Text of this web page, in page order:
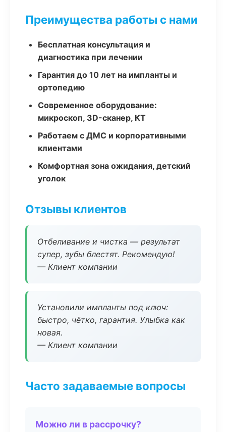
Преимущества работы с нами
Бесплатная консультация и
диагностика при лечении
Гарантия до 10 лет на импланты и
ортопедию
Современное оборудование:
микроскоп, 3D-сканер, КТ
Работаем с ДМС и корпоративными
клиентами
Комфортная зона ожидания, детский
уголок
Отзывы клиентов
Отбеливание и чистка — результат
супер, зубы блестят. Рекомендую!
— Клиент компании
Установили импланты под ключ:
быстро, чётко, гарантия. Улыбка как
новая.
— Клиент компании
Часто задаваемые вопросы
Можно ли в рассрочку?